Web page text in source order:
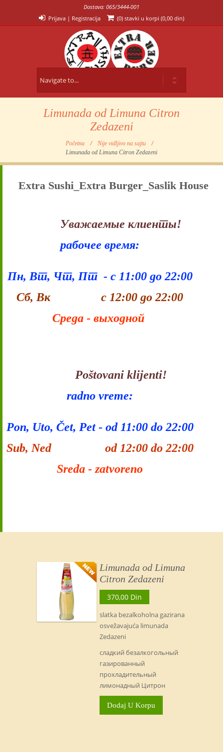
Dostava: 065/3444-001
Prijava | Registracija (0) stavki u korpi (0,00 din)
Limunada od Limuna Citron
Zedazeni
Početna
Nije vidljivo na sajtu
Limunada od Limuna Citron Zedazeni
Extra Sushi_Extra Burger_Saslik House
Уважаемые клиенты!
рабочее время:
Пн, Вт, Чт, Пт - с 11:00 до 22:00
Сб, Вк с 12:00 до 22:00
Среда - выходной
Poštovani klijenti!
radno vreme:
Pon, Uto, Čet, Pet - od 11:00 do 22:00
Sub, Ned od 12:00 do 22:00
Sreda - zatvoreno
Limunada od Limuna
Citron Zedazeni
370,00 Din
slatka bezalkoholna gazirana
osvežavajuća limunada
Zedazeni
сладкий безалкогольный
газированный
прохладительный
лимонадный Цитрон
Dodaj U Korpu